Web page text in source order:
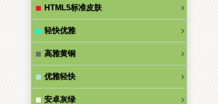
HTML5标准皮肤
轻快优雅
高雅黄铜
优雅轻快
安卓灰绿